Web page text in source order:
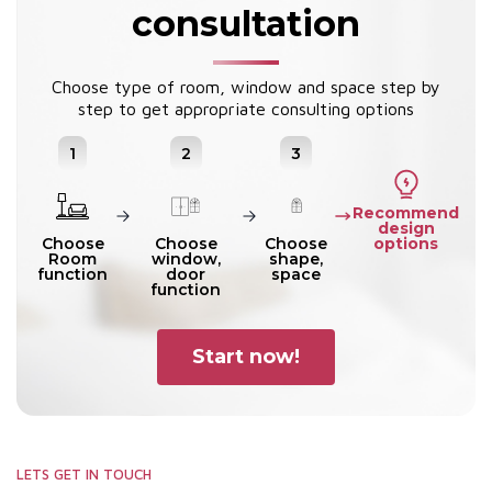
consultation
Choose type of room, window and space step by
step to get appropriate consulting options
1
Choose
Room
function
2
Choose
window,
door
function
3
Choose
shape,
space
Recommend
design
options
Start now!
LETS GET IN TOUCH